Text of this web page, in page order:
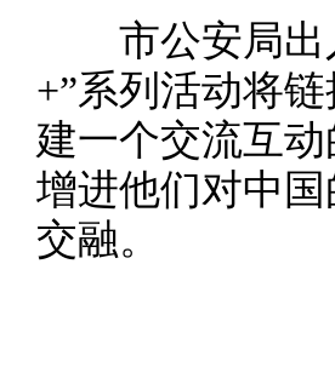
市公安局出
+”系列活动将
建一个交流互
增进他们对中
交融。